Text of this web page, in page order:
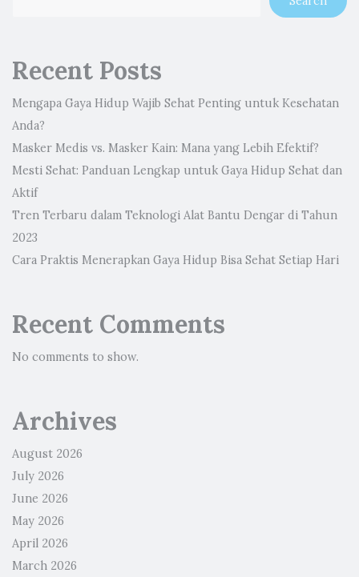
Recent Posts
Mengapa Gaya Hidup Wajib Sehat Penting untuk Kesehatan
Anda?
Masker Medis vs. Masker Kain: Mana yang Lebih Efektif?
Mesti Sehat: Panduan Lengkap untuk Gaya Hidup Sehat dan
Aktif
Tren Terbaru dalam Teknologi Alat Bantu Dengar di Tahun
2023
Cara Praktis Menerapkan Gaya Hidup Bisa Sehat Setiap Hari
Recent Comments
No comments to show.
Archives
August 2026
July 2026
June 2026
May 2026
April 2026
March 2026